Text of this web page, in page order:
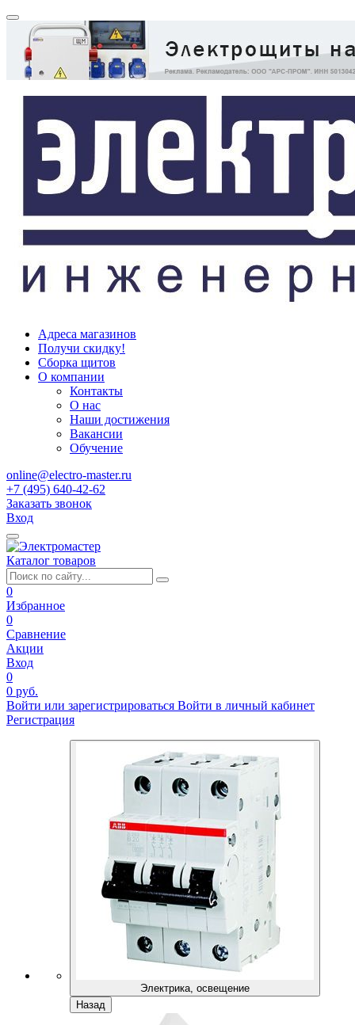
Адреса магазинов
Получи скидку!
Сборка щитов
О компании
Контакты
О нас
Наши достижения
Вакансии
Обучение
online@electro-master.ru
+7 (495) 640-42-62
Заказать звонок
Вход
Каталог товаров
0
Избранное
0
Сравнение
Акции
Вход
0
0 руб.
Войти или зарегистрироваться Войти в личный кабинет
Регистрация
Электрика, освещение
Назад